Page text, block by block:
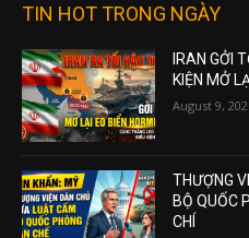
TIN HOT TRONG NGÀY
IRAN GỞI
KIỆN MỞ
August 9,
THƯỢNG
BỘ QUỐC
CHÍ